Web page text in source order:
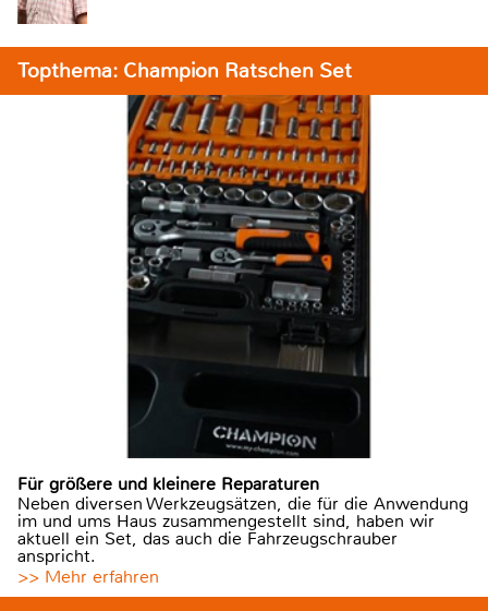
Topthema: Champion Ratschen Set
Für größere und kleinere Reparaturen
Neben diversen Werkzeugsätzen, die für die Anwendung
im und ums Haus zusammengestellt sind, haben wir
aktuell ein Set, das auch die Fahrzeugschrauber
anspricht.
>> Mehr erfahren